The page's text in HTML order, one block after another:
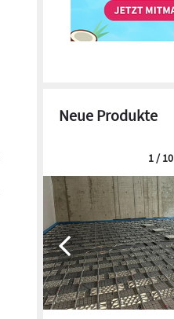
Neue Produkte
1 / 10